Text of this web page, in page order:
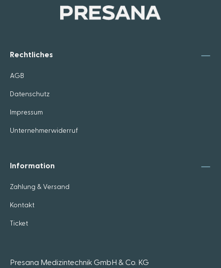
Rechtliches
AGB
Datenschutz
Impressum
Unternehmerwiderruf
Information
Zahlung & Versand
Kontakt
Ticket
Presana Medizintechnik GmbH & Co. KG